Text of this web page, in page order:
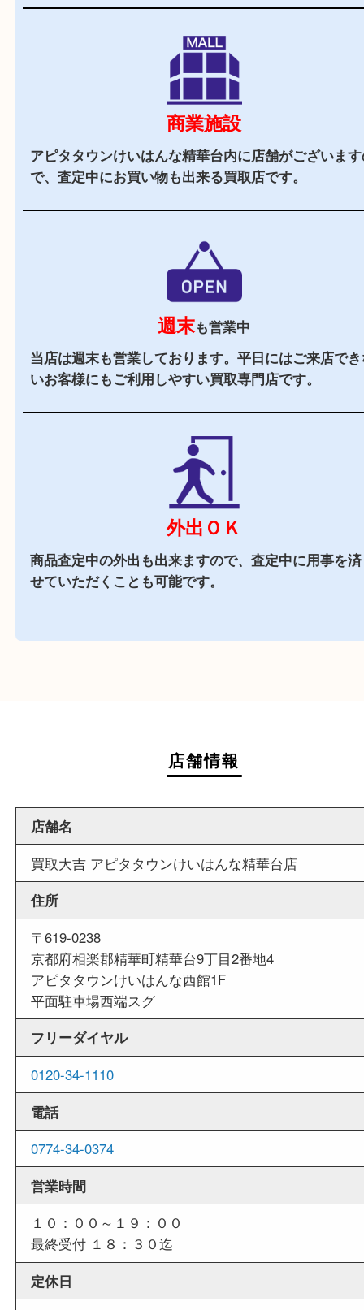
立地
周辺には飲食店やドン・キホーテや各専門店やス
銭湯など、なにかと便がいい立地です。
駐車場あり
アピタタウンけいはんな精華台の施設駐車場をご
商業施設
アピタタウンけいはんな精華台内に店舗がござい
週末も営業中
当店は週末も営業しております。平日にはご来店
いお客様にもご利用しやすい買取専門店です。
外出ＯＫ
商品査定中の外出も出来ますので、査定中に用事
せていただくことも可能です。